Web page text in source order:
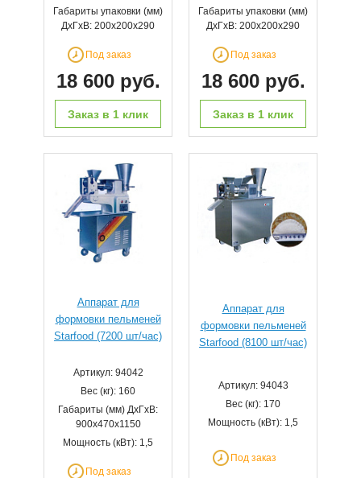
Габариты упаковки (мм)
ДхГхВ: 200х200х290
Под заказ
18 600 руб.
Заказ в 1 клик
Габариты упаковки (мм)
ДхГхВ: 200х200х290
Под заказ
18 600 руб.
Заказ в 1 клик
Аппарат для
формовки пельменей
Starfood (7200 шт/час)
Артикул: 94042
Вес (кг): 160
Габариты (мм) ДхГхВ:
900х470х1150
Мощность (кВт): 1,5
Под заказ
Аппарат для
формовки пельменей
Starfood (8100 шт/час)
Артикул: 94043
Вес (кг): 170
Мощность (кВт): 1,5
Под заказ